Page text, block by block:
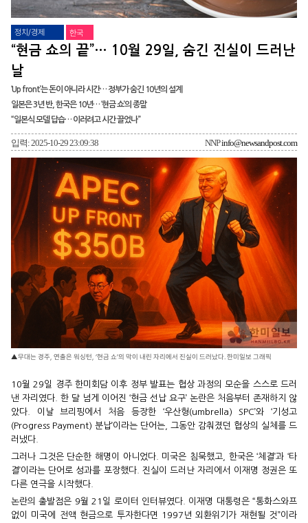
정치/경제 한국
“현금 쇼의 끝”… 10월 29일, 숨긴 진실이 드러난
날
‘Up front’는 돈이 아니라 시간… 정부가 숨긴 10년의 설계
일본은 3년 반, 한국은 10년… ‘현금 쇼’의 종말
“일본식 모델 답습… 이러려고 시간 끌었나”
입력: 2025-10-29 23:09:38 NNPinfo@newsandpost.com
▲무대는 경주, 연출은 워싱턴, ‘현금 쇼’의 막이 내린 자리에서 진실이 드러났다. 한미일보 그래픽
10월 29일 경주 한미회담 이후 정부 발표는 협상 과정의 모순을 스스로 드러
낸 자리였다. 한 달 넘게 이어진 ‘현금 선납 요구’ 논란은 처음부터 존재하지 않
았다. 이날 브리핑에서 처음 등장한 ‘우산형(umbrella) SPC’와 ‘기성고
(Progress Payment) 분납’이라는 단어는, 그동안 감춰졌던 협상의 실체를 드
러냈다.
그러나 그것은 단순한 해명이 아니었다. 미국은 침묵했고, 한국은 ‘체결’과 ‘타
결’이라는 단어로 성과를 포장했다. 진실이 드러난 자리에서 이재명 정권은 또
다른 연극을 시작했다.
논란의 출발점은 9월 21일 로이터 인터뷰였다. 이재명 대통령은 “통화스와프
없이 미국에 전액 현금으로 투자한다면 1997년 외환위기가 재현될 것”이라